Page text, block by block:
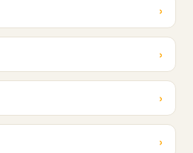
›
›
›
›